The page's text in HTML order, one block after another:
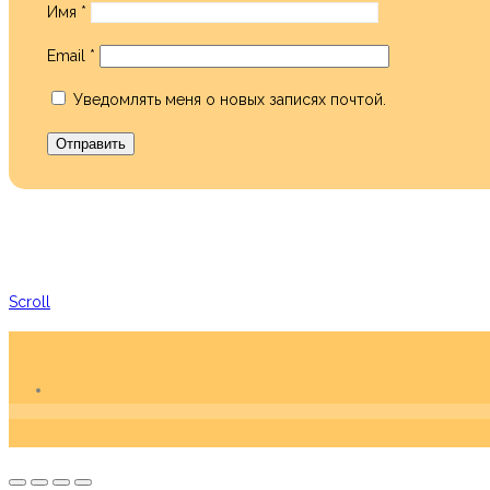
Имя *
Email *
Уведомлять меня о новых записях почтой.
Scroll